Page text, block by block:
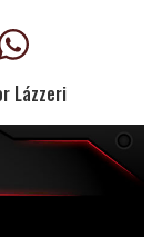
Lázzeri